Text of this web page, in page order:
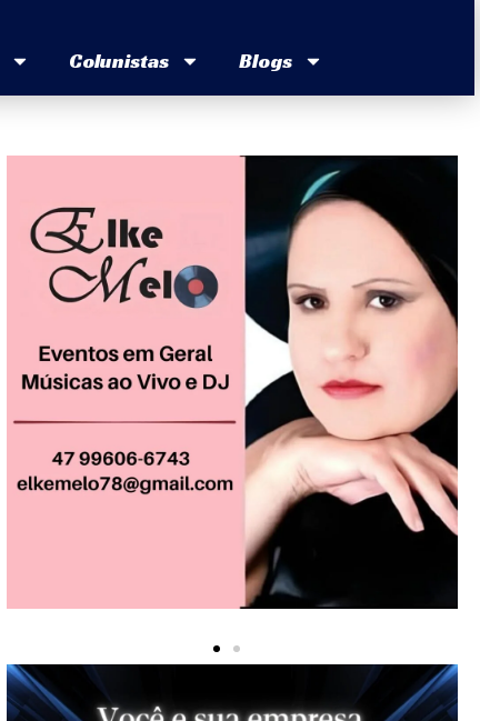
Colunistas Blogs